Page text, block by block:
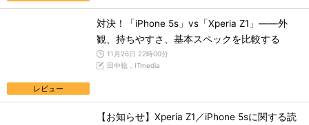
レビュー
対決！「iPhone 5s」vs「Xperia Z1」――外
観、持ちやすさ、基本スペックを比較する
11月26日 22時00分
田中聡，ITmedia
【お知らせ】Xperia Z1／iPhone 5sに関する読